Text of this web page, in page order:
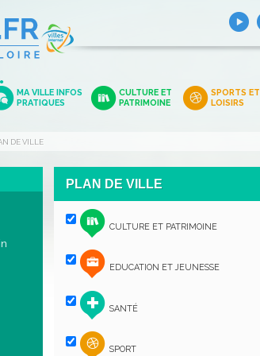
MA VILLE INFOS
PRATIQUES
CULTURE ET
PATRIMOINE
SPORTS ET
LOISIRS
DE VILLE
PLAN DE VILLE
CULTURE ET PATRIMOINE
EDUCATION ET JEUNESSE
SANTÉ
SPORT